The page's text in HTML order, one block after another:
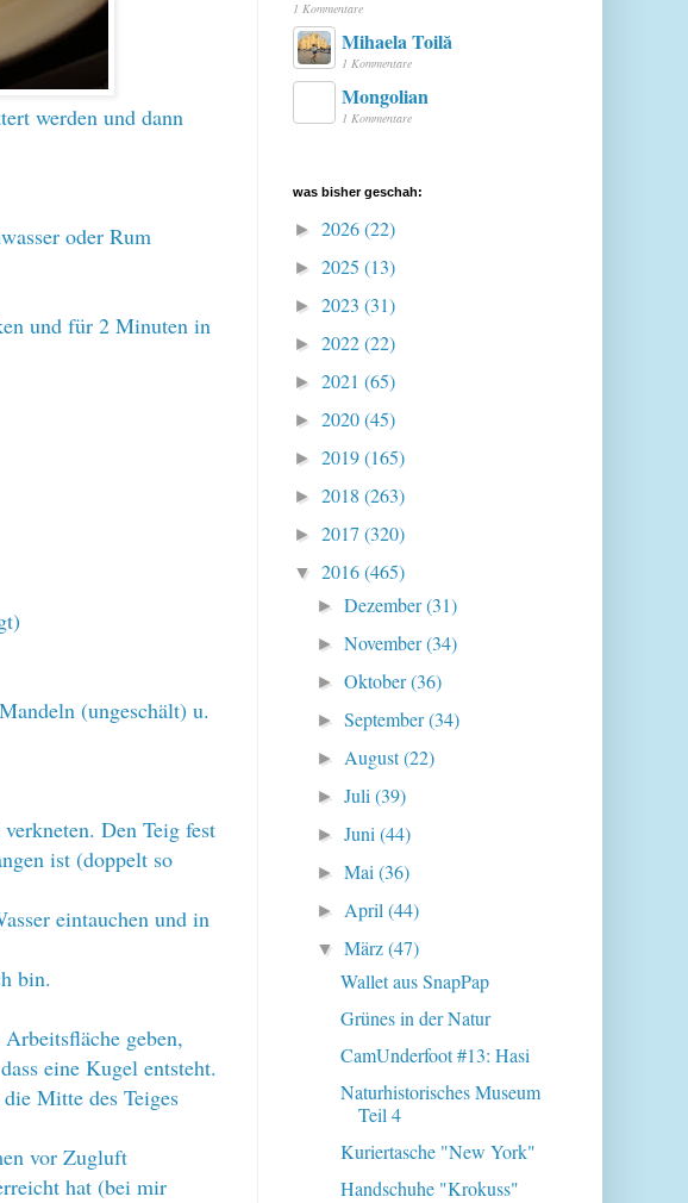
werden und dann
oder Rum
und für 2 Minuten in
(ungeschält) u.
Den Teig fest
ist (doppelt so
eintauchen und in
bin.
geben,
eine Kugel entsteht.
Mitte des Teiges
vor Zugluft
hat (bei mir
1 Kommentare
Mihaela Toilă
1 Kommentare
Mongolian
1 Kommentare
was bisher geschah:
► 2026(22)
► 2025 (13)
► 2023 (31)
► 2022(22)
► 2021 (65)
► 2020(45)
► 2019(165)
► 2018 (263)
► 2017 (320)
▼ 2016(465)
►Dezember(31)
►November(34)
►Oktober(36)
►September(34)
► August(22)
►Juli(39)
►Juni(44)
►Mai(36)
► April(44)
▼März(47)
Wallet aus SnapPap
Grünes in der Natur
CamUnderfoot #13: Hasi
Naturhistorisches Museum
Teil 4
Kuriertasche "New York"
Handschuhe "Krokuss"